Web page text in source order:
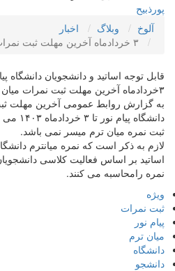
پورذبیح
آلوخ
وبلاگ
اخبار
قابل توجه اساتید و دانشجویان دانشگاه
۳خردادماه آخرین مهلت ثبت نمرات میان ترم
به گزارش روابط عمومی آخرین مهلت
ثبت نمره میان ترم میسر نمی باشد.
اساتید بر اساس فعالیت کلاسی
نمره رامحاسبه می کنند.
ویژه
ثبت نمرات
پیام نور
میان ترم
دانشگاه
دانشجو